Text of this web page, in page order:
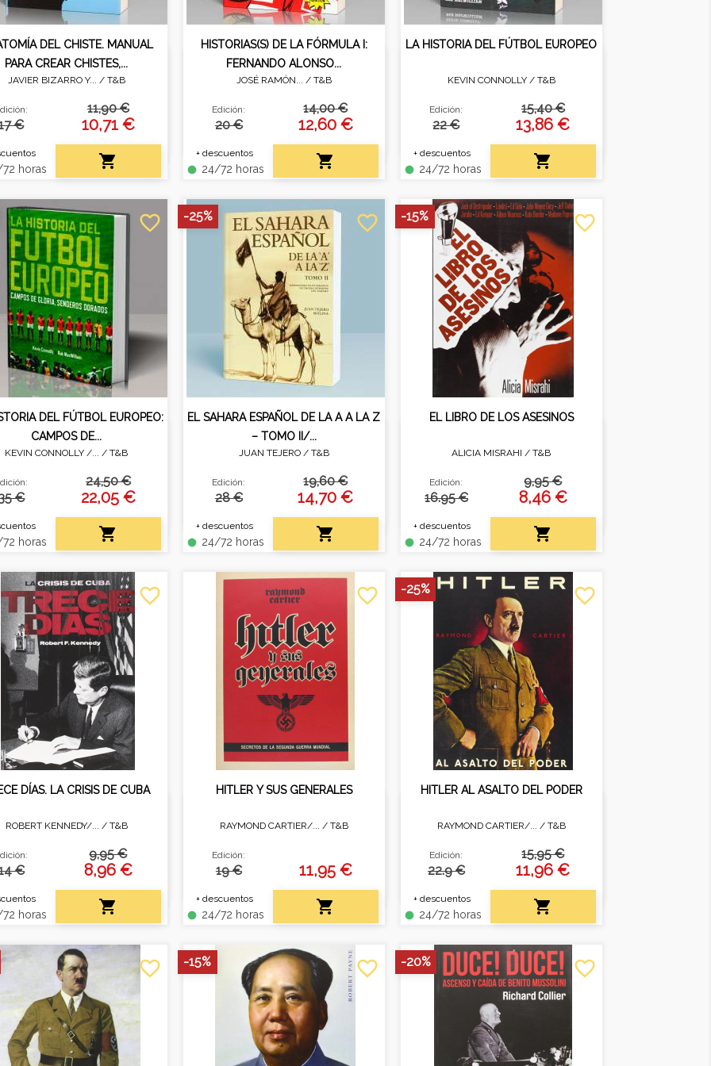
DEL CHISTE. MANUAL
PARA CREAR CHISTES,...
JAVIER BIZARRO Y... / T&B
€
horas
11,90 €
10,71 €

sobre la estructura del
y su función en el arte y
la comunicación.
HISTORIAS(S) DE LA FÓRMULA I:
FERNANDO ALONSO...
JOSÉ RAMÓN... / T&B
Edición:
20 €
+ descuentos
fiber_manual_record 24/72 horas
14,00 €
12,60 €

Análisis de la evolución histórica
y técnica de la Fórmula 1, con
protagonistas y anécdotas.
LA HISTORIA DEL FÚTBOL EUROPEO
KEVIN CONNOLLY / T&B
Edición:
22 €
+ descuentos
fiber_manual_record 24/72 horas
15,40 €
13,86 €

Edición actualizada con nuevas
competiciones y estadísticas
recientes.
DEL FÚTBOL EUROPEO:
CAMPOS DE...
KEVIN CONNOLLY /... / T&B
€
horas
24,50 €
22,05 €

favorite_border
Recorrido por los grandes
y equipos europeos
desde 1950 hasta hoy.
EL SAHARA ESPAÑOL DE LA A A LA Z
– TOMO II/...
JUAN TEJERO / T&B
Edición:
28 €
+ descuentos
fiber_manual_record 24/72 horas
19,60 €
14,70 €

favorite_border
-25%
Revisión del idioma y cultura
saharaui durante la colonización
española.
EL LIBRO DE LOS ASESINOS
ALICIA MISRAHI / T&B
Edición:
16.95 €
+ descuentos
fiber_manual_record 24/72 horas
9,95 €
8,46 €

favorite_border
-15%
En España puede haber
actualmente entre uno y tres
asesinos en serie activos.
DÍAS. LA CRISIS DE CUBA
ROBERT KENNEDY/... / T&B
€
horas
9,95 €
8,96 €

favorite_border
breve, pero que pareció
HITLER Y SUS GENERALES
RAYMOND CARTIER/... / T&B
Edición:
19 €
+ descuentos
fiber_manual_record 24/72 horas
11,95 €

favorite_border
Secretos de la segunda guerra
HITLER AL ASALTO DEL PODER
RAYMOND CARTIER/... / T&B
Edición:
22.9 €
+ descuentos
fiber_manual_record 24/72 horas
15,95 €
11,96 €

favorite_border
-25%
El libro permite comprender
mejor a Hitler y el nazismo.
favorite_border favorite_border
-15% favorite_border
-20%